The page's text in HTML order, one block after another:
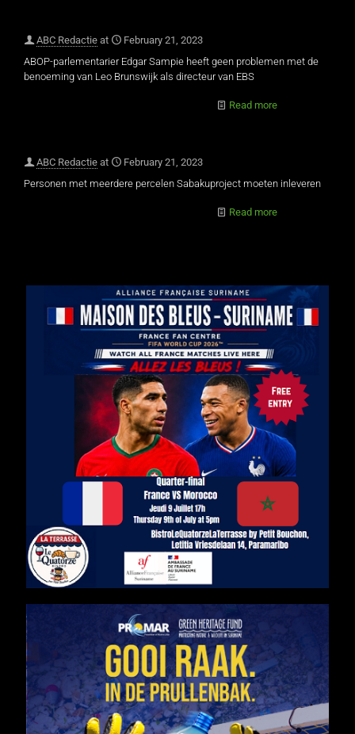
ABC Redactie at
February 21, 2023
ABOP-parlementarier Edgar Sampie heeft geen problemen met de
benoeming van Leo Brunswijk als directeur van EBS
Read more
ABC Redactie at
February 21, 2023
Personen met meerdere percelen Sabakuproject moeten inleveren
Read more